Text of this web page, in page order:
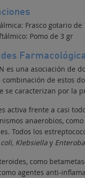
Frasco gotario de
Pomo de 3 gr
N es una asociación
combinación de estos
se caracterizan por la
activa frente a casi
anaerobios,
Todos los
Klebsiellay
como
agentes anti-